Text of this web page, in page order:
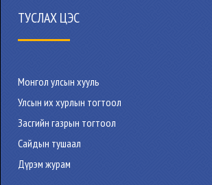
ТУСЛАХ ЦЭС
Монгол улсын хууль
Улсын их хурлын тогтоол
Засгийн газрын тогтоол
Сайдын тушаал
Дүрэм журам